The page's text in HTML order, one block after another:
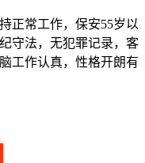
正常工作，保安55岁以
守法，无犯罪记录，客
工作认真，性格开朗有